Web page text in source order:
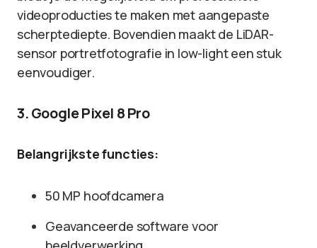
videoproducties te maken met aangepaste
scherptediepte. Bovendien maakt de LiDAR-
sensor portretfotografie in low-light een stuk
eenvoudiger.
3. Google Pixel 8 Pro
Belangrijkste functies:
50 MP hoofdcamera
Geavanceerde software voor